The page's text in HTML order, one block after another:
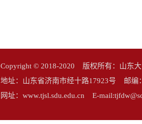
Copyright © 2018-2020 版权所有：山东
地址：山东省济南市经十路17923号 邮
网址：www.tjsl.sdu.edu.cn E-